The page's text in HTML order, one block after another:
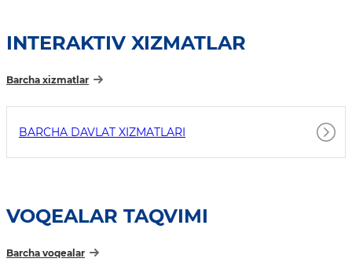
INTERAKTIV XIZMATLAR
Barcha xizmatlar
BARCHA DAVLAT XIZMATLARI
VOQEALAR TAQVIMI
Barcha voqealar